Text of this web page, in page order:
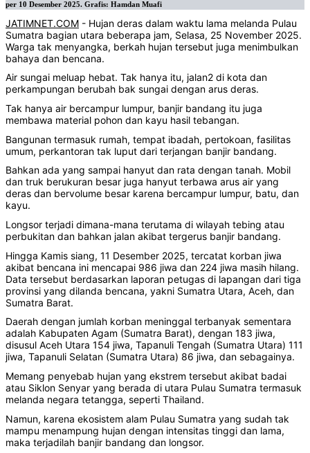
per 10 Desember 2025. Grafis: Hamdan Muafi
JATIMNET.COM - Hujan deras dalam waktu lama melanda Pulau
Sumatra bagian utara beberapa jam, Selasa, 25 November 2025.
Warga tak menyangka, berkah hujan tersebut juga menimbulkan
bahaya dan bencana.
Air sungai meluap hebat. Tak hanya itu, jalan2 di kota dan
perkampungan berubah bak sungai dengan arus deras.
Tak hanya air bercampur lumpur, banjir bandang itu juga
membawa material pohon dan kayu hasil tebangan.
Bangunan termasuk rumah, tempat ibadah, pertokoan, fasilitas
umum, perkantoran tak luput dari terjangan banjir bandang.
Bahkan ada yang sampai hanyut dan rata dengan tanah. Mobil
dan truk berukuran besar juga hanyut terbawa arus air yang
deras dan bervolume besar karena bercampur lumpur, batu, dan
kayu.
Longsor terjadi dimana-mana terutama di wilayah tebing atau
perbukitan dan bahkan jalan akibat tergerus banjir bandang.
Hingga Kamis siang, 11 Desember 2025, tercatat korban jiwa
akibat bencana ini mencapai 986 jiwa dan 224 jiwa masih hilang.
Data tersebut berdasarkan laporan petugas di lapangan dari tiga
provinsi yang dilanda bencana, yakni Sumatra Utara, Aceh, dan
Sumatra Barat.
Daerah dengan jumlah korban meninggal terbanyak sementara
adalah Kabupaten Agam (Sumatra Barat), dengan 183 jiwa,
disusul Aceh Utara 154 jiwa, Tapanuli Tengah (Sumatra Utara) 111
jiwa, Tapanuli Selatan (Sumatra Utara) 86 jiwa, dan sebagainya.
Memang penyebab hujan yang ekstrem tersebut akibat badai
atau Siklon Senyar yang berada di utara Pulau Sumatra termasuk
melanda negara tetangga, seperti Thailand.
Namun, karena ekosistem alam Pulau Sumatra yang sudah tak
mampu menampung hujan dengan intensitas tinggi dan lama,
maka terjadilah banjir bandang dan longsor.